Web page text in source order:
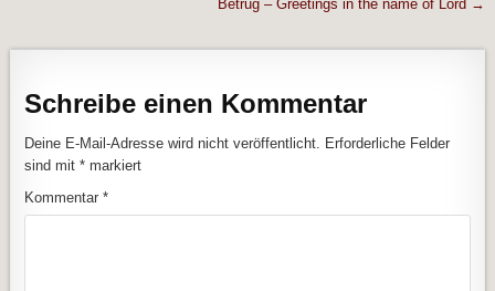
Betrug – Greetings in the name of Lord →
Schreibe einen Kommentar
Deine E-Mail-Adresse wird nicht veröffentlicht. Erforderliche Felder
sind mit* markiert
Kommentar*